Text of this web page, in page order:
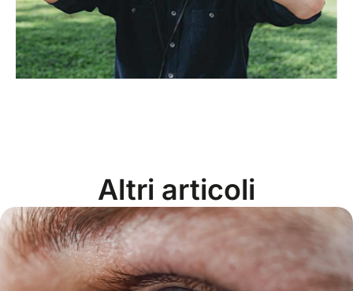
Altri articoli